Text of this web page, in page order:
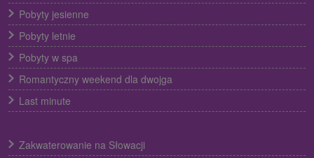
Pobyty jesienne
Pobyty letnie
Pobyty w spa
Romantyczny weekend dla dwojga
Last minute
Zakwaterowanie na Słowacji